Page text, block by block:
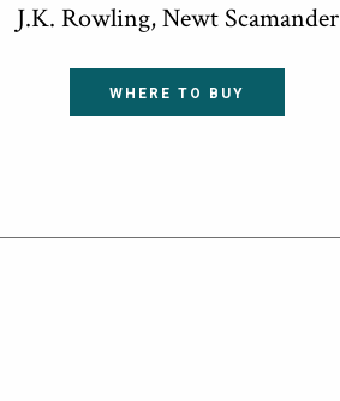
J.K. Rowling, Newt Scamander
WHERE TO BUY